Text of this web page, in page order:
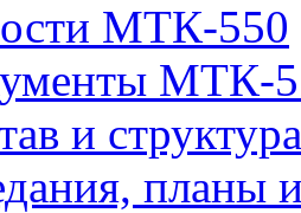
МТК-550
МТК-
и структура
планы